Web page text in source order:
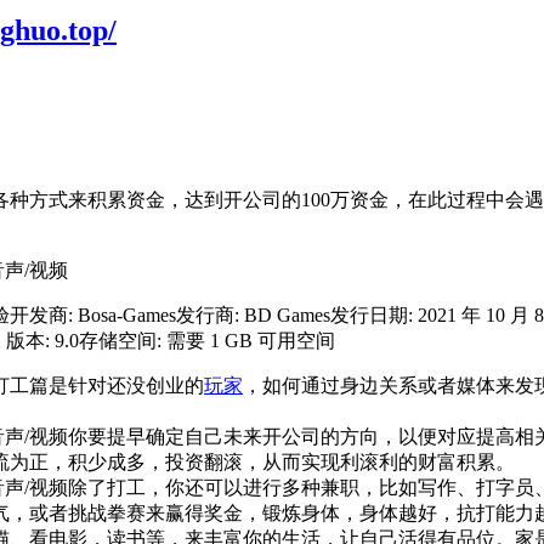
方式来积累资金，达到开公司的100万资金，在此过程中会
商: Bosa-Games发行商: BD Games发行日期: 2021 年 10 月
本: 9.0存储空间: 需要 1 GB 可用空间
工篇是针对还没创业的玩家 ，如何通过身边关系或者媒体来
你要提早确定自己未来开公司的方向，以便对应提高
正，积少成多，投资翻滚，从而实现利滚利的财富积累。
除了打工，你还可以进行多种兼职，比如写作、打字
或者挑战拳赛来赢得奖金，锻炼身体，身体越好，抗打能
看电影，读书等，来丰富你的生活，让自己活得有品位。